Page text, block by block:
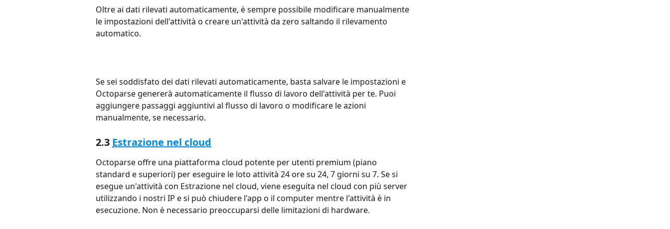
Oltre ai dati rilevati automaticamente, è sempre possibile modificare manualmente
le impostazioni dell'attività o creare un'attività da zero saltando il rilevamento
automatico.
Se sei soddisfato dei dati rilevati automaticamente, basta salvare le impostazioni e
Octoparse genererà automaticamente il flusso di lavoro dell'attività per te. Puoi
aggiungere passaggi aggiuntivi al flusso di lavoro o modificare le azioni
manualmente, se necessario.
2.3 Estrazione nel cloud
Octoparse offre una piattaforma cloud potente per utenti premium (piano
standard e superiori) per eseguire le loto attività 24 ore su 24, 7 giorni su 7. Se si
esegue un'attività con Estrazione nel cloud, viene eseguita nel cloud con più server
utilizzando i nostri IP e si può chiudere l'app o il computer mentre l'attività è in
esecuzione. Non è necessario preoccuparsi delle limitazioni di hardware.